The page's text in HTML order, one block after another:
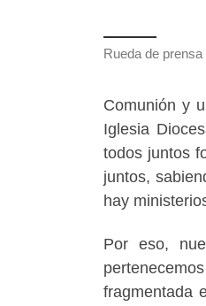
Rueda de
Comunión y
Iglesia
todos juntos
juntos,
hay
Por eso,
fragmentada